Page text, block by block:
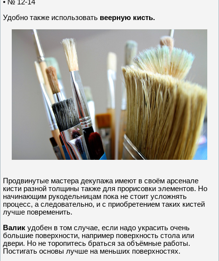
• № 12-14
Удобно также использовать веерную кисть.
Продвинутые мастера декупажа имеют в своём арсенале
кисти разной толщины также для прорисовки элементов. Но
начинающим рукодельницам пока не стоит усложнять
процесс, а следовательно, и с приобретением таких кистей
лучше повременить.
Валик удобен в том случае, если надо украсить очень
большие поверхности, например поверхность стола или
двери. Но не торопитесь браться за объёмные работы.
Постигать основы лучше на меньших поверхностях.